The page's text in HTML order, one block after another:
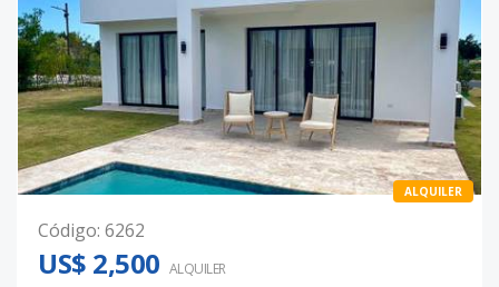
ALQUILER
Código: 6262
US$ 2,500 ALQUILER